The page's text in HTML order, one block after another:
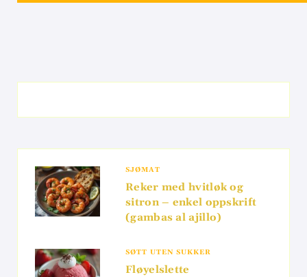
SJØMAT
Reker med hvitløk og
sitron – enkel oppskrift
(gambas al ajillo)
SØTT UTEN SUKKER
Fløyelslette